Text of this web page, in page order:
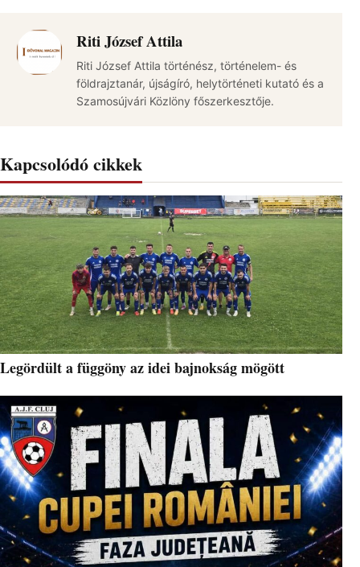
Riti József Attila
Riti József Attila történész, történelem- és
földrajztanár, újságíró, helytörténeti kutató és a
Szamosújvári Közlöny főszerkesztője.
Kapcsolódó cikkek
Legördült a függöny az idei bajnokság mögött